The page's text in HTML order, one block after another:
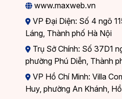
www.maxweb.vn
VP Đại Diện: Số 4 ngõ
Láng, Thành phố Hà Nội
Trụ Sở Chính: Số 37D1
phường Phú Diễn, Thành
VP Hồ Chí Minh: Villa
Huy, phường An Khánh,